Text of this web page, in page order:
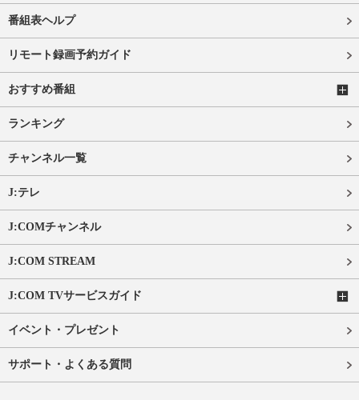
番組表ヘルプ
リモート録画予約ガイド
おすすめ番組
ランキング
チャンネル一覧
J:テレ
J:COMチャンネル
J:COM STREAM
J:COM TVサービスガイド
イベント・プレゼント
サポート・よくある質問